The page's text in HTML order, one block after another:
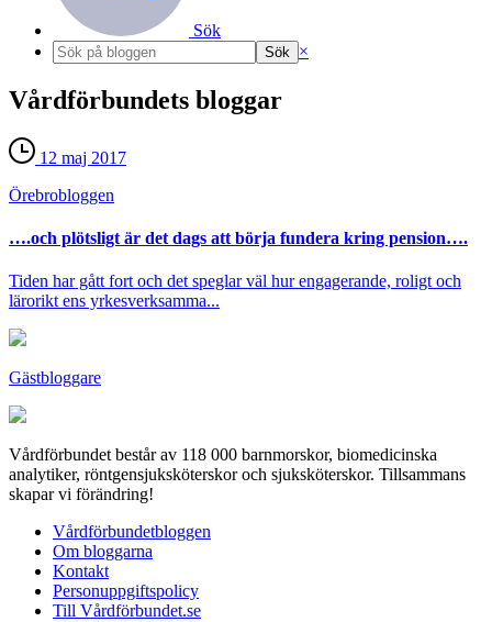
Sök
×
Vårdförbundets bloggar
12 maj 2017
Örebro­bloggen
….och plötsligt är det dags att börja fundera kring pension….
Tiden har gått fort och det speglar väl hur engagerande, roligt och
lärorikt ens yrkesverksamma...
Gästbloggare
Vårdförbundet består av 118 000 barnmorskor, biomedicinska
analytiker, röntgensjuksköterskor och sjuksköterskor. Tillsammans
skapar vi förändring!
Vårdförbundetbloggen
Om bloggarna
Kontakt
Personuppgiftspolicy
Till Vårdförbundet.se